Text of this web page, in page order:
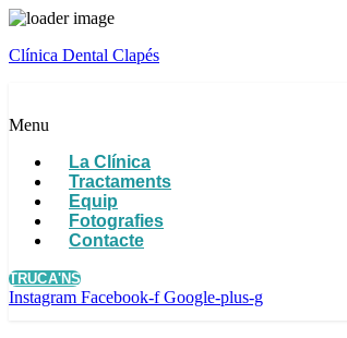
Clínica Dental Clapés
Menu
La Clínica
Tractaments
Equip
Fotografies
Contacte
TRUCA'NS
Instagram Facebook-f Google-plus-g